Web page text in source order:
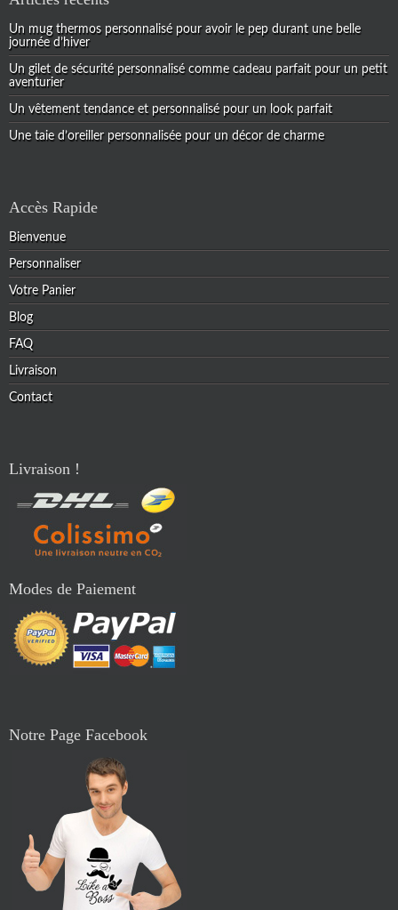
Un mug thermos personnalisé pour avoir le pep durant une belle
journée d’hiver
Un gilet de sécurité personnalisé comme cadeau parfait pour un petit
aventurier
Un vêtement tendance et personnalisé pour un look parfait
Une taie d’oreiller personnalisée pour un décor de charme
Accès Rapide
Bienvenue
Personnaliser
Votre Panier
Blog
FAQ
Livraison
Contact
Livraison !
Modes de Paiement
Notre Page Facebook